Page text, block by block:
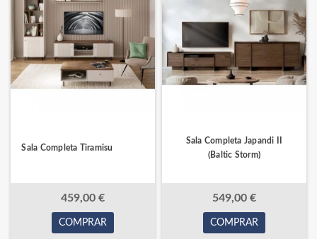
Sala Completa Tiramisu
459,00 €
COMPRAR
Sala Completa Japandi II
(Baltic Storm)
549,00 €
COMPRAR